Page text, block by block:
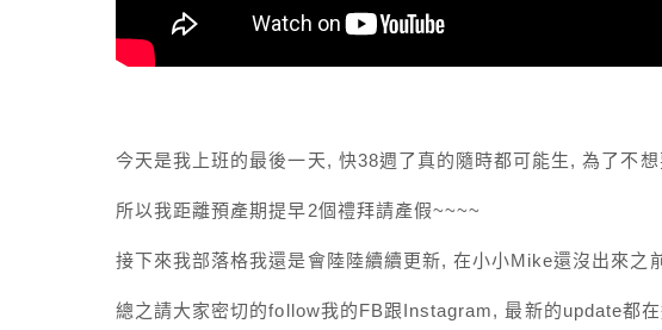
今天是我上班的最後一天, 快38週了真的隨時都可能生, 為了不
所以我距離預產期提早2個禮拜請產假~~~~
接下來我部落格我還是會陸陸續續更新, 在小小Mike還沒出來之
總之請大家密切的follow我的FB跟Instagram, 最新的update都